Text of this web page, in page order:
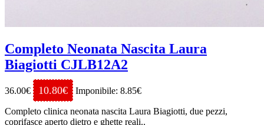
Completo Neonata Nascita Laura
Biagiotti CJLB12A2
36.00€ 10.80€ Imponibile: 8.85€
Completo clinica neonata nascita Laura Biagiotti, due pezzi,
coprifasce aperto dietro e ghette reali..